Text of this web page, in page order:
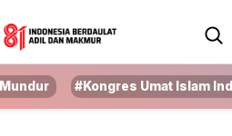
#Kongres Umat Islam